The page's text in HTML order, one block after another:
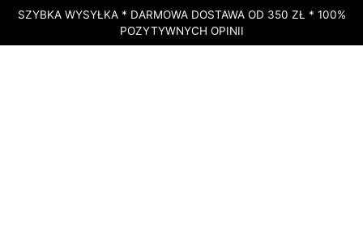
SZYBKA WYSYŁKA * DARMOWA DOSTAWA OD 350 ZŁ * 100%
POZYTYWNYCH OPINII